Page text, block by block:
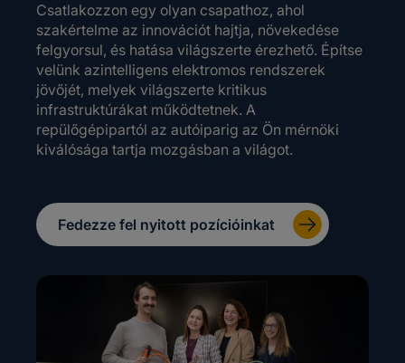
Csatlakozzon egy olyan csapathoz, ahol
szakértelme az innovációt hajtja, növekedése
felgyorsul, és hatása világszerte érezhető. Építse
velünk azintelligens elektromos rendszerek
jövőjét, melyek világszerte kritikus
infrastruktúrákat működtetnek. A
repülőgépipartól az autóiparig az Ön mérnöki
kiválósága tartja mozgásban a világot.
Fedezze fel nyitott pozícióinkat